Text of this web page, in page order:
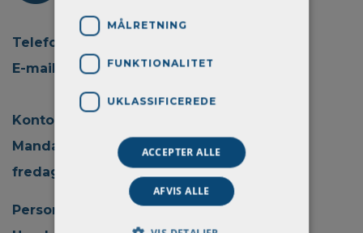
Telefon: + 45 70 22 45 30
E-mail:
info@aprokom.dk
Kontortid:
Mandag - torsdag kl. 08.00 - 15.00
fredag kl. 08.00 - 14.00
Persondatapolitik
MÅLRETNING
FUNKTIONALITET
UKLASSIFICEREDE
ACCEPTER ALLE
AFVIS ALLE